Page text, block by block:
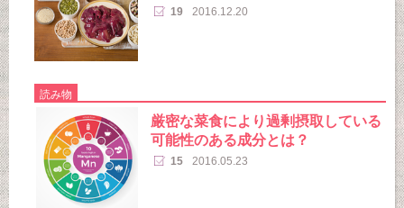
19 2016.12.20
読み物
厳密な菜食により過剰摂取している
可能性のある成分とは？
15 2016.05.23